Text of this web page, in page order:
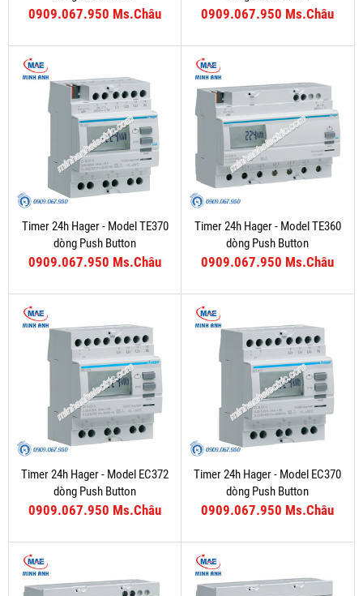
0909.067.950 Ms.Châu 0909.067.950 Ms.Châu
Timer 24h Hager - Model TE370
dòng Push Button
0909.067.950 Ms.Châu
Timer 24h Hager - Model TE360
dòng Push Button
0909.067.950 Ms.Châu
Timer 24h Hager - Model EC372
dòng Push Button
0909.067.950 Ms.Châu
Timer 24h Hager - Model EC370
dòng Push Button
0909.067.950 Ms.Châu